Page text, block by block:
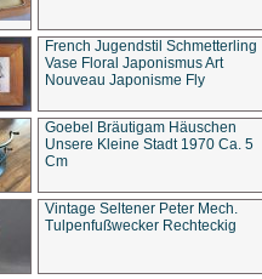
French Jugendstil Schmetterling
Vase Floral Japonismus Art
Nouveau Japonisme Fly
Goebel Bräutigam Häuschen
Unsere Kleine Stadt 1970 Ca. 5
Cm
Vintage Seltener Peter Mech.
Tulpenfußwecker Rechteckig